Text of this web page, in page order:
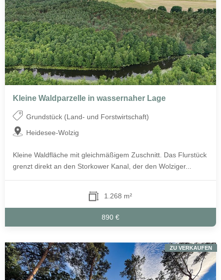
Kleine Waldparzelle in wassernaher Lage
Grundstück (Land- und Forstwirtschaft)
Heidesee-Wolzig
Kleine Waldfläche mit gleichmäßigem Zuschnitt. Das Flurstück
grenzt direkt an den Storkower Kanal, der den Wolziger...
1.268 m²
890 €
ZU VERKAUFEN